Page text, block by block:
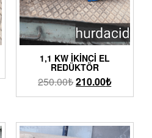
1,1 KW İKINCI EL
REDÜKTÖR
250.00₺210.00₺